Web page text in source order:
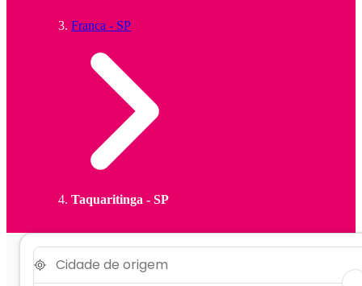
Franca - SP
Taquaritinga - SP